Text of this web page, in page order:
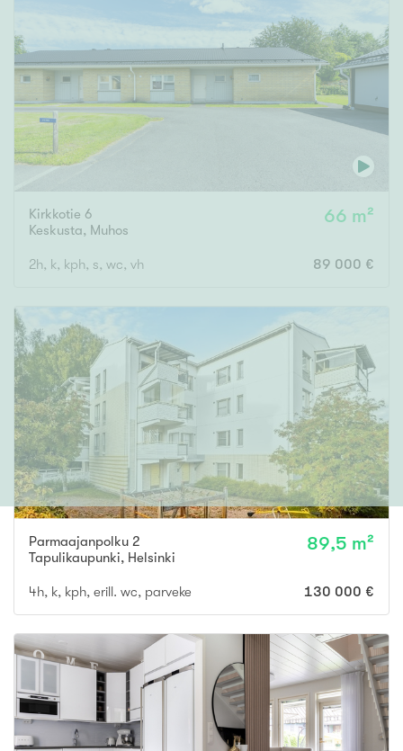
Kirkkotie 6
Keskusta, Muhos
66 m²
2h, k, kph, s, wc, vh 89 000 €
Parmaajanpolku 2
Tapulikaupunki, Helsinki
89,5 m²
4h, k, kph, erill. wc, parveke 130 000 €